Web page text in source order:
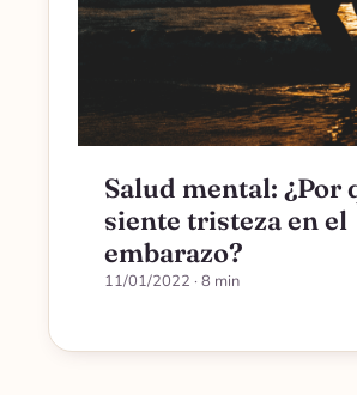
Salud mental: ¿Por
siente tristeza en el
embarazo?
11/01/2022 · 8 min